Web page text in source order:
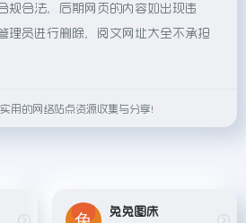
规合法，后期网页的内容如出现违
理员进行删除，阅文网址大全不承担
用的网络站点资源收集与分享！
兔兔图床